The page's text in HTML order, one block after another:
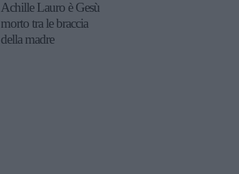
Achille Lauro è Gesù
morto tra le braccia
della madre